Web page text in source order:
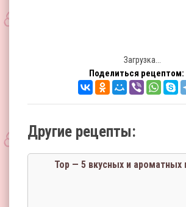
Загрузка...
Поделиться рецептом:
Другие рецепты:
Тор — 5 вкусных и ароматных